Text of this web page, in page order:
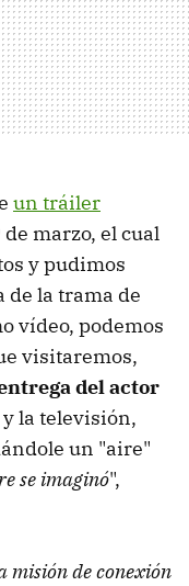
un tráiler
marzo, el cual
y pudimos
de la trama de
vídeo, podemos
visitaremos,
del actor
la televisión,
un "aire"
se imaginó",
misión de conexión